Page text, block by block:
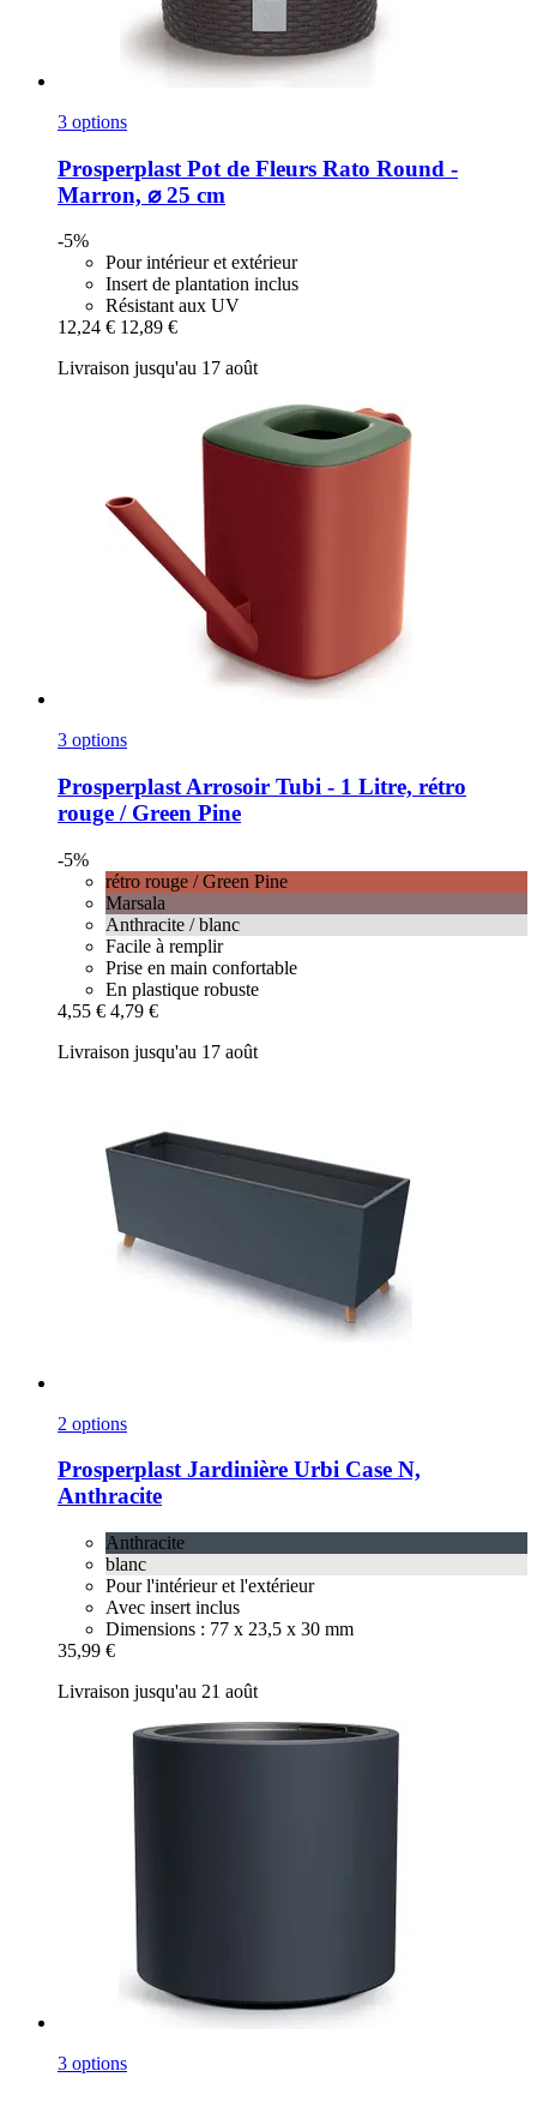
3 options
Prosperplast Pot de Fleurs Rato Round -​
Marron, ⌀ 25 cm
-5%
Pour intérieur et extérieur
Insert de plantation inclus
Résistant aux UV
12,24 € 12,89 €
Livraison jusqu'au 17 août
3 options
Prosperplast Arrosoir Tubi -​ 1 Litre, rétro
rouge / Green Pine
-5%
rétro rouge / Green Pine
Marsala
Anthracite / blanc
Facile à remplir
Prise en main confortable
En plastique robuste
4,55 € 4,79 €
Livraison jusqu'au 17 août
2 options
ProsperplastJardinière Urbi Case N,
Anthracite
Anthracite
blanc
Pour l'intérieur et l'extérieur
Avec insert inclus
Dimensions : 77 x 23,5 x 30 mm
35,99 €
Livraison jusqu'au 21 août
3 options